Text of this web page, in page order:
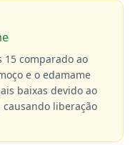
15 comparado ao
e o edamame
baixas devido ao
liberação